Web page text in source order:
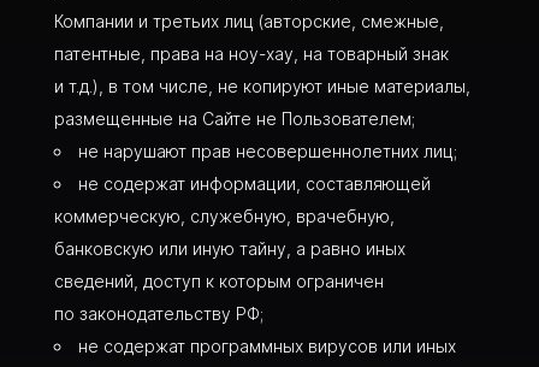
Компании и третьих лиц (авторские, смежные,
патентные, права на ноу-хау, на товарный знак
и т.д.), в том числе, не копируют иные материалы,
размещенные на Сайте не Пользователем;
не нарушают прав несовершеннолетних лиц;
не содержат информации, составляющей
коммерческую, служебную, врачебную,
банковскую или иную тайну, а равно иных
сведений, доступ к которым ограничен
по законодательству РФ;
не содержат программных вирусов или иных